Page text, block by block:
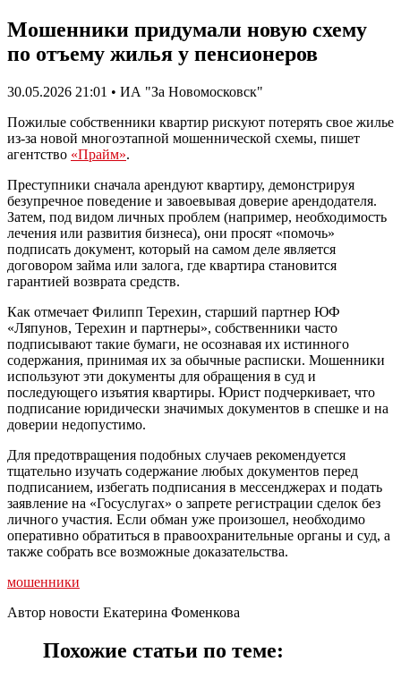
Мошенники придумали новую схему
по отъему жилья у пенсионеров
30.05.2026 21:01 • ИА "За Новомосковск"
Пожилые собственники квартир рискуют потерять свое жилье
из-за новой многоэтапной мошеннической схемы, пишет
агентство «Прайм».
Преступники сначала арендуют квартиру, демонстрируя
безупречное поведение и завоевывая доверие арендодателя.
Затем, под видом личных проблем (например, необходимость
лечения или развития бизнеса), они просят «помочь»
подписать документ, который на самом деле является
договором займа или залога, где квартира становится
гарантией возврата средств.
Как отмечает Филипп Терехин, старший партнер ЮФ
«Ляпунов, Терехин и партнеры», собственники часто
подписывают такие бумаги, не осознавая их истинного
содержания, принимая их за обычные расписки. Мошенники
используют эти документы для обращения в суд и
последующего изъятия квартиры. Юрист подчеркивает, что
подписание юридически значимых документов в спешке и на
доверии недопустимо.
Для предотвращения подобных случаев рекомендуется
тщательно изучать содержание любых документов перед
подписанием, избегать подписания в мессенджерах и подать
заявление на «Госуслугах» о запрете регистрации сделок без
личного участия. Если обман уже произошел, необходимо
оперативно обратиться в правоохранительные органы и суд, а
также собрать все возможные доказательства.
мошенники
Автор новости Екатерина Фоменкова
Похожие статьи по теме: